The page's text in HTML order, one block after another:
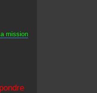
mission